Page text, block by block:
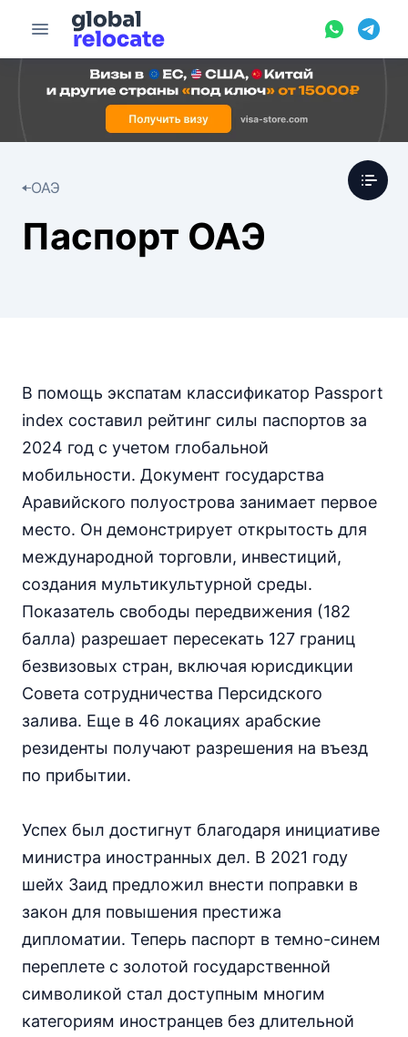
ОАЭ
Паспорт ОАЭ
В помощь экспатам классификатор Passport
index составил рейтинг силы паспортов за
2024 год с учетом глобальной
мобильности. Документ государства
Аравийского полуострова занимает первое
место. Он демонстрирует открытость для
международной торговли, инвестиций,
создания мультикультурной среды.
Показатель свободы передвижения (182
балла) разрешает пересекать 127 границ
безвизовых стран, включая юрисдикции
Совета сотрудничества Персидского
залива. Еще в 46 локациях арабские
резиденты получают разрешения на въезд
по прибытии.
Успех был достигнут благодаря инициативе
министра иностранных дел. В 2021 году
шейх Заид предложил внести поправки в
закон для повышения престижа
дипломатии. Теперь паспорт в темно-синем
переплете с золотой государственной
символикой стал доступным многим
категориям иностранцев без длительной